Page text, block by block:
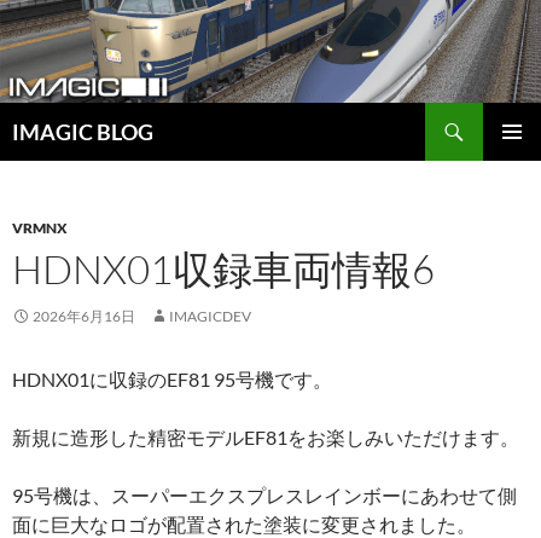
コ
ン
テ
ン
ツ
へ
IMAGIC BLOG
索
VRMNX
HDNX01収録車両情報6
2026年6月16日 IMAGICDEV
HDNX01に収録のEF81 95号機です。
新規に造形した精密モデルEF81をお楽しみいただけます。
95号機は、スーパーエクスプレスレインボーにあわせて側
面に巨大なロゴが配置された塗装に変更されました。